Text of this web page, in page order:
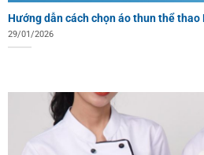
Hướng dẫn cách chọn áo thun thể thao
29/01/2026